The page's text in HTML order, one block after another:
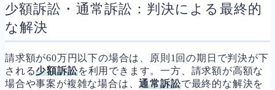
少額訴訟・通常訴訟：判決による最終的
な解決
請求額が60万円以下の場合は、原則1回の期日で判決が下
される少額訴訟を利用できます。一方、請求額が高額な
場合や事案が複雑な場合は、通常訴訟で最終的な解決を